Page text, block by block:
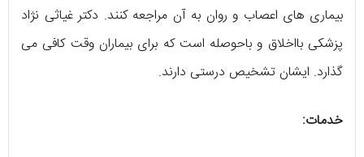
بیماری های اعصاب و روان به آن مراجعه کنند. دکتر غیاثی نژاد
پزشکی بااخلاق و باحوصله است که برای بیماران وقت کافی می
گذارد. ایشان تشخیص درستی دارند.
خدمات: